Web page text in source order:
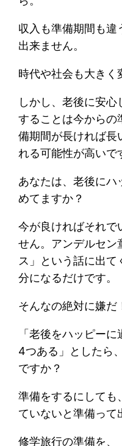
収入も準備期間も違
出来ません。
時代や社会も大きく
しかし、老後に安
することは今からの
備期間が長ければ長
れる可能性が高いで
あなたは、老後にハ
めてますか？
今が良ければそれで
せん。アンデルセン
ス」という話に出て
分になるだけです。
そんなの絶対に嫌だ
「老後をハッピー
4つある」としたら
ですか？
準備をするにしても
ていないと準備って
修学旅行の準備を、